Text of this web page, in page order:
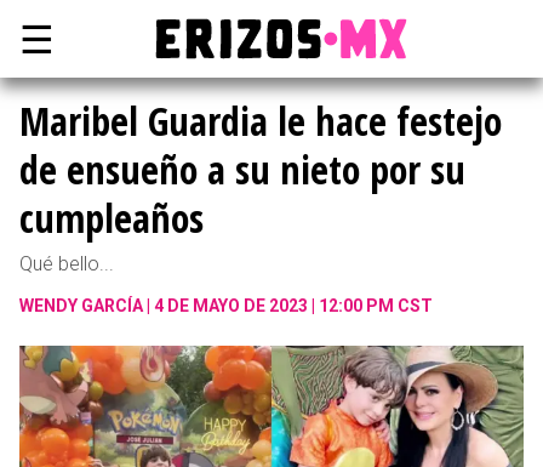
☰
Maribel Guardia le hace festejo
de ensueño a su nieto por su
cumpleaños
Qué bello...
WENDY GARCÍA 4 DE MAYO DE 2023 | 12:00 PM CST